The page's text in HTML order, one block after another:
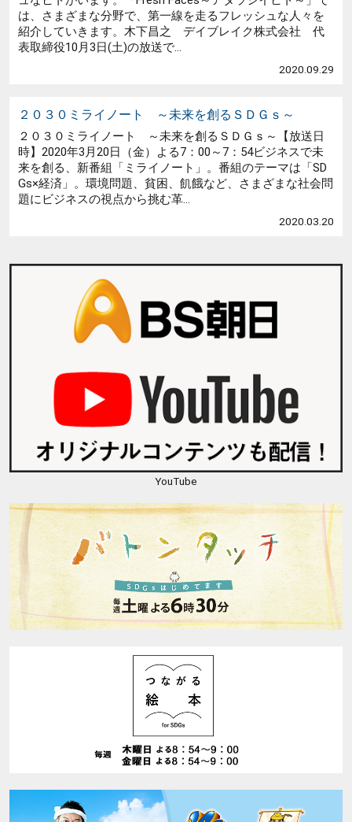
は、さまざまな分野で、第一線を走るフレッシュな人々を
紹介していきます。木下昌之 デイブレイク株式会社 代
表取締役10月3日(土)の放送で...
2020.09.29
２０３０ミライノート ～未来を創るＳＤＧｓ～
２０３０ミライノート ～未来を創るＳＤＧｓ～【放送日
時】2020年3月20日（金）よる7：00～7：54ビジネスで未
来を創る、新番組「ミライノート」。番組のテーマは「SD
Gs×経済」。環境問題、貧困、飢餓など、さまざまな社会問
題にビジネスの視点から挑む革...
2020.03.20
YouTube